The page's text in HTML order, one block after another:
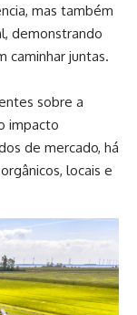
mas também
demonstrando
caminhar juntas.
sobre a
impacto
de mercado, há
locais e